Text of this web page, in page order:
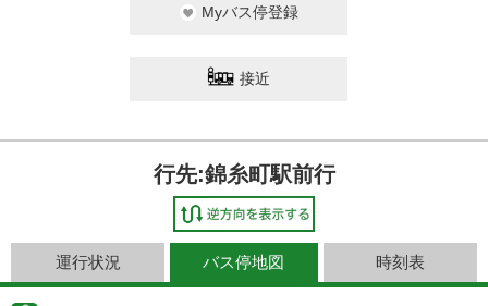
Myバス停登録
接近
行先:錦糸町駅前行
運行状況 バス停地図 時刻表